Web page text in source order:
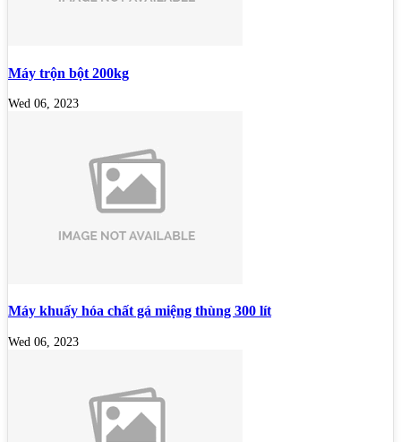
Máy trộn bột 200kg
Wed 06, 2023
Máy khuấy hóa chất gá miệng thùng 300 lít
Wed 06, 2023